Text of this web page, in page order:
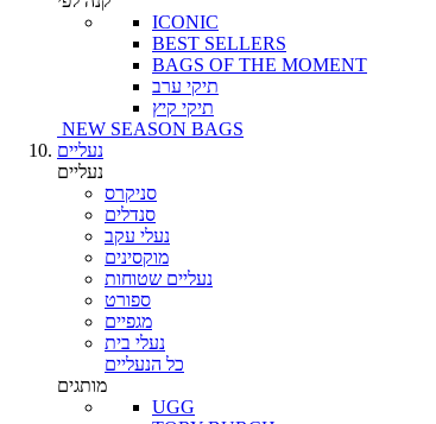
ICONIC
BEST SELLERS
BAGS OF THE MOMENT
תיקי ערב
תיקי קיץ
NEW SEASON BAGS
נעליים
נעליים
סניקרס
סנדלים
נעלי עקב
מוקסינים
נעליים שטוחות
ספורט
מגפיים
נעלי בית
כל הנעליים
מותגים
UGG